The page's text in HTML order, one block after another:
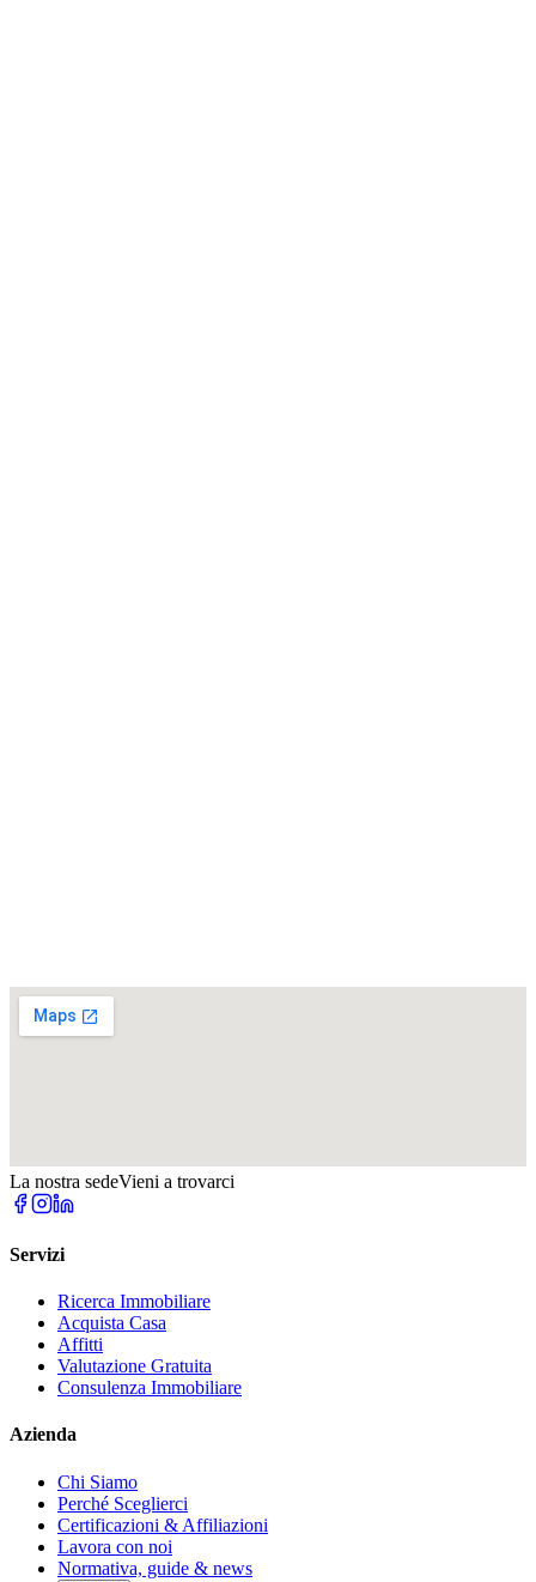
La nostra sedeVieni a trovarci
Servizi
Ricerca Immobiliare
Acquista Casa
Affitti
Valutazione Gratuita
Consulenza Immobiliare
Azienda
Chi Siamo
Perché Sceglierci
Certificazioni & Affiliazioni
Lavora con noi
Normativa, guide & news